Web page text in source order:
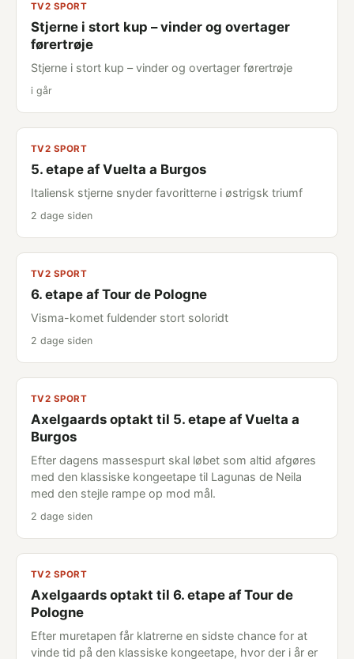
TV2 SPORT
Stjerne i stort kup – vinder og overtager
førertrøje
Stjerne i stort kup – vinder og overtager førertrøje
i går
TV2 SPORT
5. etape af Vuelta a Burgos
Italiensk stjerne snyder favoritterne i østrigsk triumf
2 dage siden
TV2 SPORT
6. etape af Tour de Pologne
Visma-komet fuldender stort soloridt
2 dage siden
TV2 SPORT
Axelgaards optakt til 5. etape af Vuelta a
Burgos
Efter dagens massespurt skal løbet som altid afgøres
med den klassiske kongeetape til Lagunas de Neila
med den stejle rampe op mod mål.
2 dage siden
TV2 SPORT
Axelgaards optakt til 6. etape af Tour de
Pologne
Efter muretapen får klatrerne en sidste chance for at
vinde tid på den klassiske kongeetape, hvor der i år er